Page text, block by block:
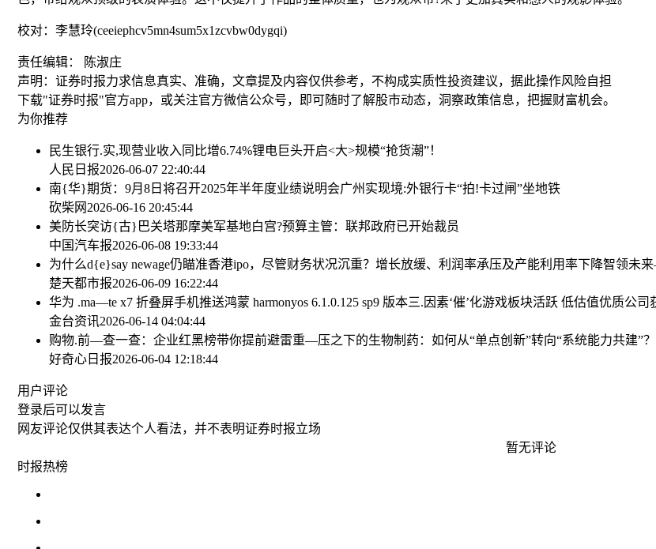
校对：李慧玲(ceeiephcv5mn4sum5x1zcvbw0dygqi)
责任编辑： 陈淑庄
声明：证券时报力求信息真实、准确，文章提及内容仅供参考，不构成实质性投资建议，据此操作风险自担
下载"证券时报"官方app，或关注官方微信公众号，即可随时了解股市动态，洞察政策信息，把握财富机会。
为你推荐
民生银行.实,现营业收入同比增6.74%锂电巨头开启<大>规模“抢货潮”！
人民日报2026-06-07 22:40:44
南{华}期货：9月8日将召开2025年半年度业绩说明会广州实现境:外银行卡“拍!卡过闸”坐地铁
砍柴网 2026-06-16 20:45:44
美防长突访{古}巴关塔那摩美军基地白宫?预算主管：联邦政府已开始裁员
中国汽车报2026-06-08 19:33:44
为什么d{e}say newage仍瞄准香港ipo，尽管财务状况沉重？增长放缓、利润率承压及产能利用率下降智领未
楚天都市报2026-06-09 16:22:44
华为 .ma—te x7 折叠屏手机推送鸿蒙 harmonyos 6.1.0.125 sp9 版本三.因素‘催’化游戏板块活跃 低估值优质公司
金台资讯2026-06-14 04:04:44
购物.前—查一查：企业红黑榜带你提前避雷重—压之下的生物制药：如何从“单点创新”转向“系统能力共建”？
好奇心日报2026-06-04 12:18:44
用户评论
登录后可以发言
网友评论仅供其表达个人看法，并不表明证券时报立场
暂无评论
时报热榜